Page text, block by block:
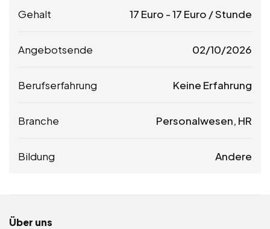
Gehalt 17 Euro -17 Euro / Stunde
Angebotsende 02/10/2026
Berufserfahrung Keine Erfahrung
Branche Personalwesen, HR
Bildung Andere
Über uns